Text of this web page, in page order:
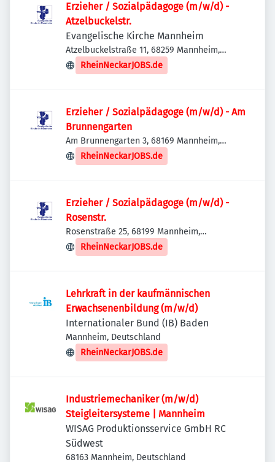
Erzieher / Sozialpädagoge (m/w/d) -
Atzelbuckelstr.
Evangelische Kirche Mannheim
Atzelbuckelstraße 11, 68259 Mannheim,
Deutschland
RheinNeckarJOBS.de
Erzieher / Sozialpädagoge (m/w/d) - Am
Brunnengarten
Am Brunnengarten 3, 68169 Mannheim,
Deutschland
RheinNeckarJOBS.de
Erzieher / Sozialpädagoge (m/w/d) -
Rosenstr.
Rosenstraße 25, 68199 Mannheim,
Deutschland
RheinNeckarJOBS.de
Lehrkraft in der kaufmännischen
Erwachsenenbildung (m/w/d)
Internationaler Bund (IB) Baden
Mannheim, Deutschland
RheinNeckarJOBS.de
Industriemechaniker (m/w/d)
Steigleitersysteme | Mannheim
WISAG Produktionsservice GmbH RC
Südwest
68163 Mannheim, Deutschland